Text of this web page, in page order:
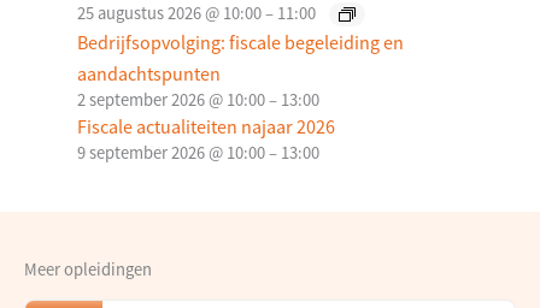
25 augustus 2026 @ 10:00– 11:00
Bedrijfsopvolging: fiscale begeleiding en
aandachtspunten
2 september 2026 @ 10:00– 13:00
Fiscale actualiteiten najaar 2026
9 september 2026 @ 10:00– 13:00
Meer opleidingen